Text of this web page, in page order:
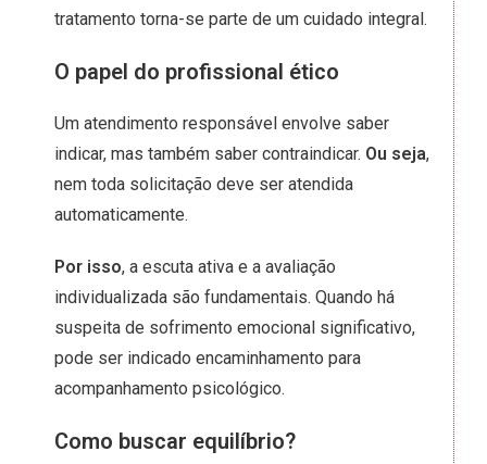
tratamento torna-se parte de um cuidado integral.
O papel do profissional ético
Um atendimento responsável envolve saber
indicar, mas também saber contraindicar. Ou seja,
nem toda solicitação deve ser atendida
automaticamente.
Por isso, a escuta ativa e a avaliação
individualizada são fundamentais. Quando há
suspeita de sofrimento emocional significativo,
pode ser indicado encaminhamento para
acompanhamento psicológico.
Como buscar equilíbrio?